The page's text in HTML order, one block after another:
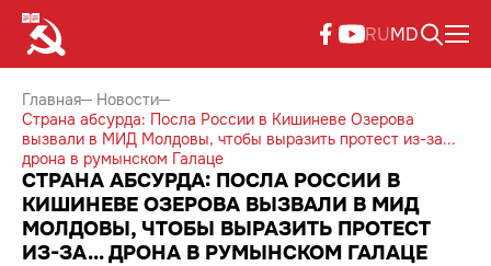
RUMD
Главная
Новости
Страна абсурда: Посла России в Кишиневе Озерова
вызвали в МИД Молдовы, чтобы выразить протест из-за...
дрона в румынском Галаце
СТРАНА АБСУРДА: ПОСЛА РОССИИ В
КИШИНЕВЕ ОЗЕРОВА ВЫЗВАЛИ В МИД
МОЛДОВЫ, ЧТОБЫ ВЫРАЗИТЬ ПРОТЕСТ
ИЗ-ЗА... ДРОНА В РУМЫНСКОМ ГАЛАЦЕ